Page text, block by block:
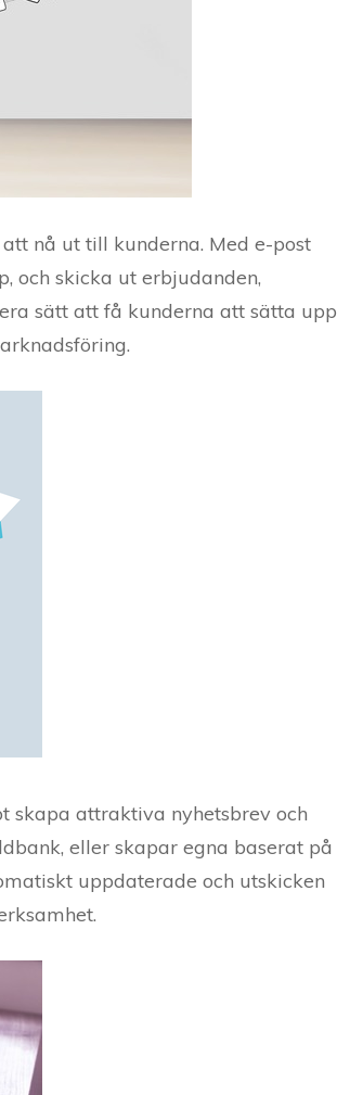
nå ut till kunderna. Med e-post
och skicka ut erbjudanden,
sätt att få kunderna att sätta upp
skapa attraktiva nyhetsbrev och
eller skapar egna baserat på
uppdaterade och utskicken